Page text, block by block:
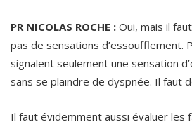
PR NICOLAS ROCHE : Oui, mais il
pas de sensations d’essoufflement.
signalent seulement une sensation
sans se plaindre de dyspnée. Il faut
Il faut évidemment aussi évaluer les